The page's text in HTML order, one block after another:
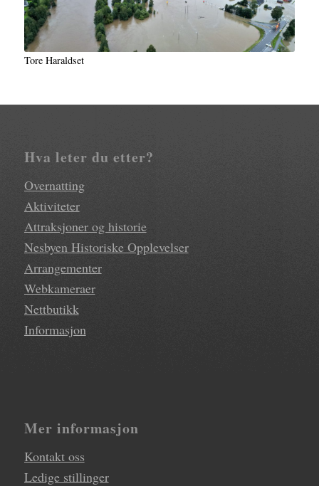
Tore Haraldset
Hva leter du etter?
Overnatting
Aktiviteter
Attraksjoner og historie
Nesbyen Historiske Opplevelser
Arrangementer
Webkameraer
Nettbutikk
Informasjon
Mer informasjon
Kontakt oss
Ledige stillinger